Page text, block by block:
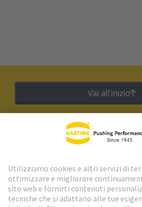
Vai all'inizio
Newsletter HARTING
Vai al registrazione